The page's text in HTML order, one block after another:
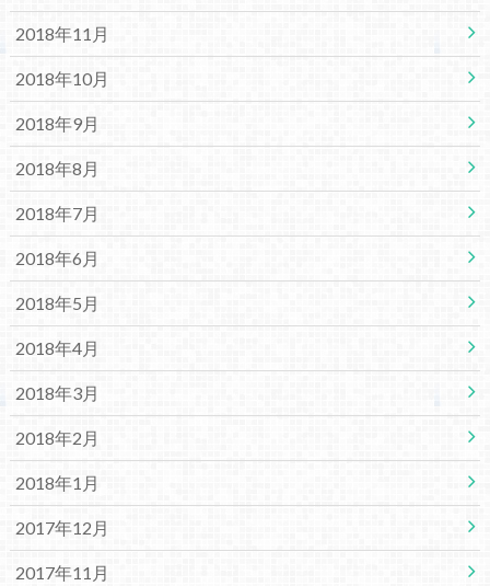
2018年11月
2018年10月
2018年9月
2018年8月
2018年7月
2018年6月
2018年5月
2018年4月
2018年3月
2018年2月
2018年1月
2017年12月
2017年11月